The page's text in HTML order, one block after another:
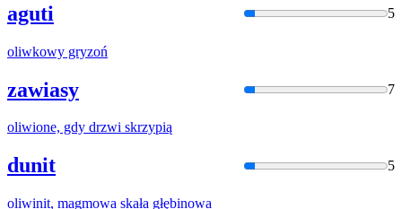
aguti 5
oliwkowy gryzoń
zawiasy 7
oliwione, gdy drzwi skrzypią
dunit 5
oliwinit, magmowa skała głębinowa